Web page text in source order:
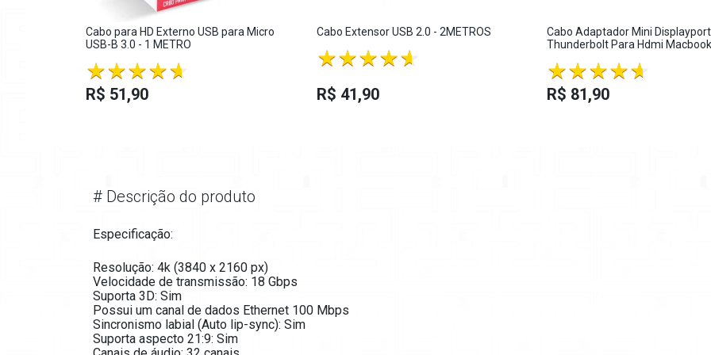
Cabo para HD Externo USB para Micro
USB-B 3.0 - 1 METRO
R$ 51,90
Cabo Extensor USB 2.0 - 2METROS
R$ 41,90
Cabo Adaptador Mini Displayport
Thunderbolt Para Hdmi Macbook
R$ 81,90
# Descrição do produto
Especificação:
Resolução: 4k (3840 x 2160 px)
Velocidade de transmissão: 18 Gbps
Suporta 3D: Sim
Possui um canal de dados Ethernet 100 Mbps
Sincronismo labial (Auto lip-sync): Sim
Suporta aspecto 21:9: Sim